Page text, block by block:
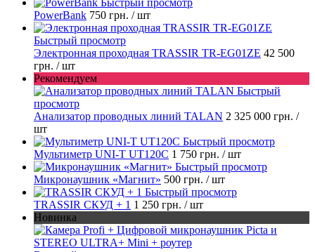
Быстрый просмотр
PowerBank 750 грн. / шт
Быстрый просмотр
Электронная проходная TRASSIR TR-EG01ZE 42 500
грн. / шт
Рекомендуем
Быстрый
просмотр
Анализатор проводных линий TALAN 2 325 000 грн. /
шт
Быстрый просмотр
Мультиметр UNI-T UT120C 1 750 грн. / шт
Быстрый просмотр
Микронаушник «Магнит» 500 грн. / шт
Быстрый просмотр
TRASSIR СКУД + 1 1 250 грн. / шт
Новинка